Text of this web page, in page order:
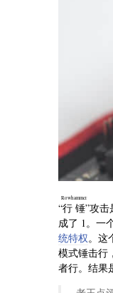
“行锤
Rowhammer
”攻
成了 1。一
统特权。这
模式锤击行
者行。结果